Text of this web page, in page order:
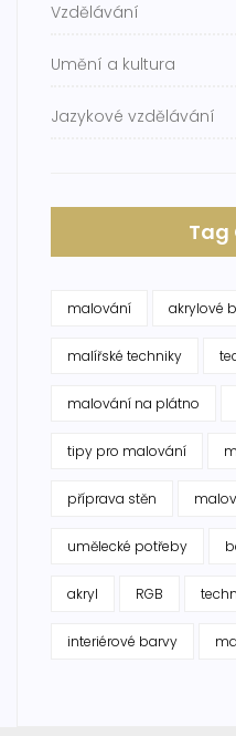
Vzdělávání
Umění a kultura
Jazykové vzdělávání
Tag
malování akrylové
malířské techniky
malování na plátno
tipy pro malování
příprava stěn
umělecké potřeby
akryl RGB
interiérové barvy